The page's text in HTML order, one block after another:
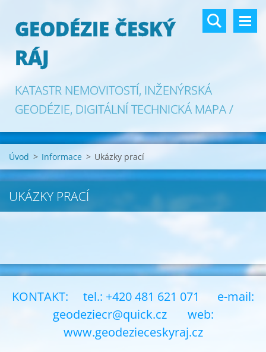
GEODÉZIE ČESKÝ
RÁJ
KATASTR NEMOVITOSTÍ, INŽENÝRSKÁ
GEODÉZIE, DIGITÁLNÍ TECHNICKÁ MAPA /
GAD DTM
Úvod > Informace > Ukázky prací
UKÁZKY PRACÍ
KONTAKT: tel.: +420 481 621 071 e-mail:
geodeziecr@quick.czweb:
www.geodezieceskyraj.cz